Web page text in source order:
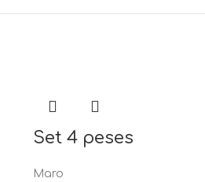
Set 4 peses
Maro